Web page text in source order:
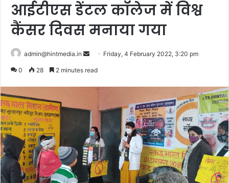
आईटीएस डेंटल कॉलेज में विश्व
कैंसर दिवस मनाया गया
admin@hintmedia.in
Send Friday, 4 February 2022, 3:20 pm
0 28 2 minutes read